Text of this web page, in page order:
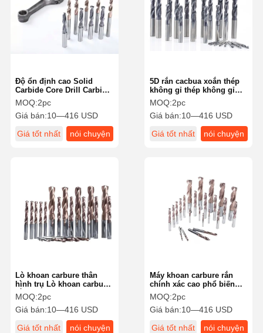
5D rắn cacbua xoắn thép
không gỉ thép không gỉ
chống lại thân tròn
MOQ:2pc
Giá bán:10—416 USD
Giá tốt nhất
nói chuyện
Độ ổn định cao Solid
Carbide Core Drill Carbide
Center Drills 5D Stainless
Steel
MOQ:2pc
Giá bán:10—416 USD
Giá tốt nhất
nói chuyện
Máy khoan carbure rắn
chính xác cao phổ biến
cho các ứng dụng đa
năng
MOQ:2pc
Giá bán:10—416 USD
Giá tốt nhất
nói chuyện
Lò khoan carbure thân
hình trụ Lò khoan carbure
rắn hiệu suất cao cho
hàng không vũ trụ
MOQ:2pc
Giá bán:10—416 USD
Giá tốt nhất
nói chuyện